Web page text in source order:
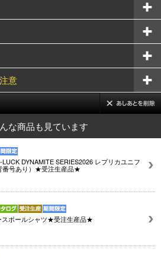
意
な商品も見ています
DYNAMITE SERIES2026 レプリカユニフ
番号あり）★受注生産品★
スボールシャツ★受注生産品★